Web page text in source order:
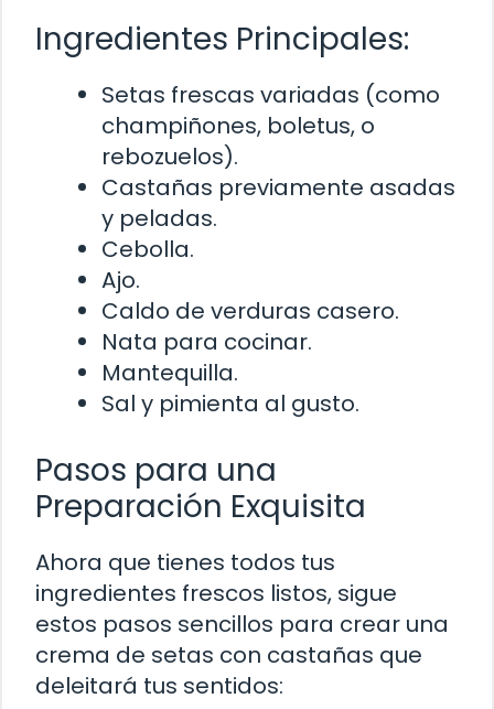
Ingredientes Principales:
Setas frescas variadas (como
champiñones, boletus, o
rebozuelos).
Castañas previamente asadas
y peladas.
Cebolla.
Ajo.
Caldo de verduras casero.
Nata para cocinar.
Mantequilla.
Sal y pimienta al gusto.
Pasos para una
Preparación Exquisita
Ahora que tienes todos tus
ingredientes frescos listos, sigue
estos pasos sencillos para crear una
crema de setas con castañas que
deleitará tus sentidos: